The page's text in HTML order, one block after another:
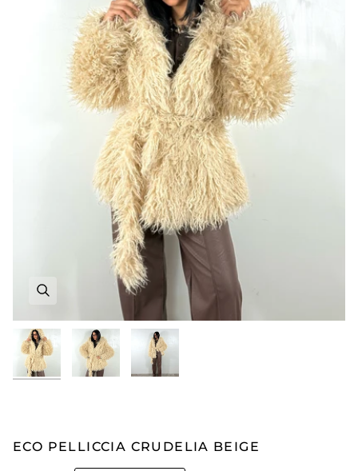
ECO PELLICCIA CRUDELIA BEIGE